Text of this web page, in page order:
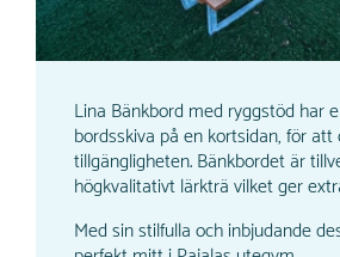
Lina Bänkbord med ryggstöd har
bordsskiva på en kortsidan, för att
tillgängligheten. Bänkbordet är
högkvalitativt lärkträ vilket ger
Med sin stilfulla och inbjudande